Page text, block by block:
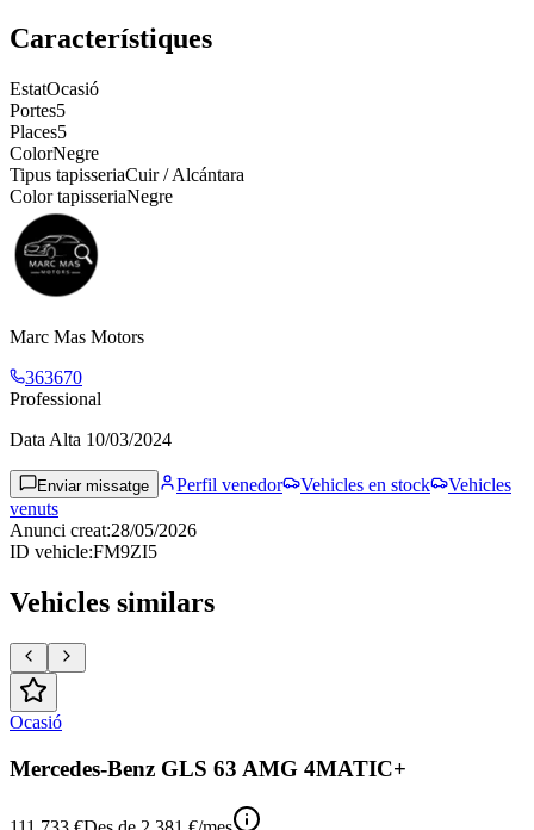
Característiques
EstatOcasió
Portes5
Places5
ColorNegre
Tipus tapisseriaCuir / Alcántara
Color tapisseriaNegre
Marc Mas Motors
363670
Professional
Data Alta 10/03/2024
Enviar missatge Perfil venedor Vehicles en stock
Vehicles
venuts
Anunci creat:28/05/2026
ID vehicle:FM9ZI5
Vehicles similars
Ocasió
Mercedes-Benz GLS 63 AMG 4MATIC+